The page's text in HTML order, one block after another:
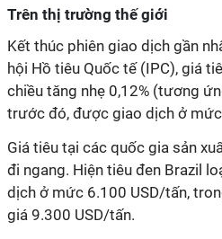
Trên thị trường thế giới
Kết thúc phiên giao dịch gần
hội Hồ tiêu Quốc tế (IPC), giá
chiều tăng nhẹ 0,12% (tương
trước đó, được giao dịch ở
Giá tiêu tại các quốc gia sản
đi ngang. Hiện tiêu đen Brazil
dịch ở mức 6.100 USD/tấn,
giá 9.300 USD/tấn.